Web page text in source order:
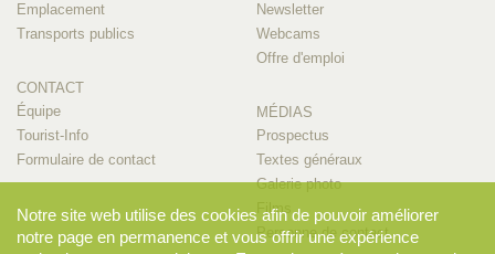
Emplacement
Transports publics
CONTACT
Équipe
Tourist-Info
Formulaire de contact
Newsletter
Webcams
Offre d'emploi
MÉDIAS
Prospectus
Textes généraux
Galerie photo
Films
Personne de contact
Notre site web utilise des cookies afin de pouvoir améliorer
notre page en permanence et vous offrir une expérience